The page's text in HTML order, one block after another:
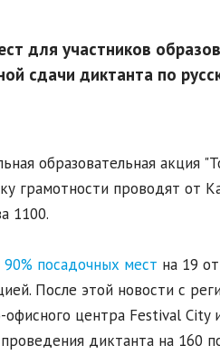
для участников
сдачи диктанта по
образовательная акция
грамотности проводят от
1100.
90% посадочных мест на 19
После этой новости с
офисного центра Festival City
диктанта на 160